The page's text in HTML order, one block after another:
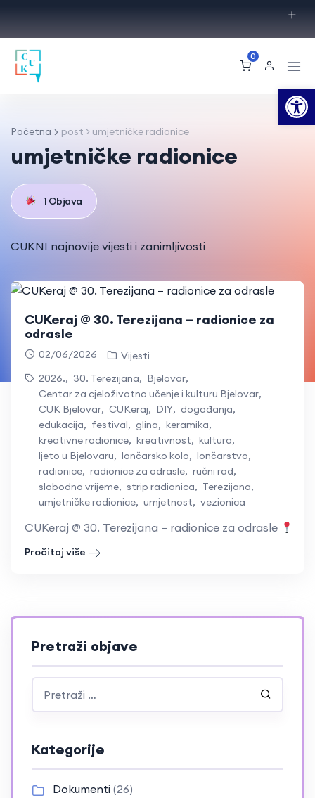
0
Početna post > umjetničke radionice
umjetničke radionice
1 Objava
CUKNI najnovije vijesti i zanimljivosti
CUKeraj @ 30. Terezijana – radionice za
odrasle
02/06/2026
Vijesti
2026., 30. Terezijana, Bjelovar,
Centar za cjeloživotno učenje i kulturu Bjelovar,
CUK Bjelovar, CUKeraj, DIY, događanja,
edukacija, festival, glina, keramika,
kreativne radionice, kreativnost, kultura,
ljeto u Bjelovaru, lončarsko kolo, lončarstvo,
radionice, radionice za odrasle, ručni rad,
slobodno vrijeme, strip radionica, Terezijana,
umjetničke radionice, umjetnost, vezionica
CUKeraj @ 30. Terezijana – radionice za odrasle
Pročitaj više
Pretraži objave
Kategorije
Dokumenti (26)